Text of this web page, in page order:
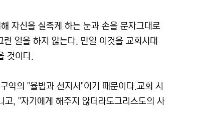
자신을 실족케 하는 눈과 손을 문자그대로
일을 하지 않는다. 만일 이것을 교회시대
것이다.
의 "율법과 선지서"이기 때문이다.교회 시
, "자기에게 해주지 않더라도그리스도의 사